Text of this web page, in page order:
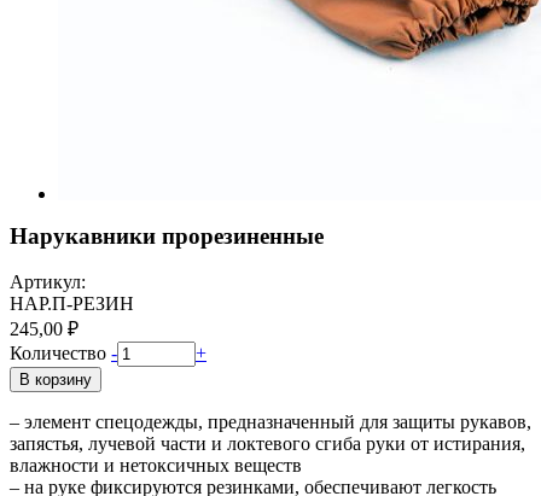
Нарукавники прорезиненные
Артикул:
НАР.П-РЕЗИН
245,00 ₽
Количество - +
В корзину
– элемент спецодежды, предназначенный для защиты рукавов,
запястья, лучевой части и локтевого сгиба руки от истирания,
влажности и нетоксичных веществ
– на руке фиксируются резинками, обеспечивают легкость